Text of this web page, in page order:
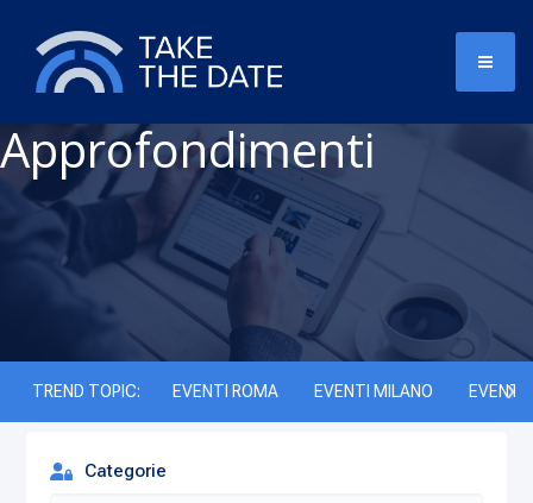
Approfondimenti
TREND TOPIC: EVENTI ROMA EVENTI MILANO EVENTI
Categorie